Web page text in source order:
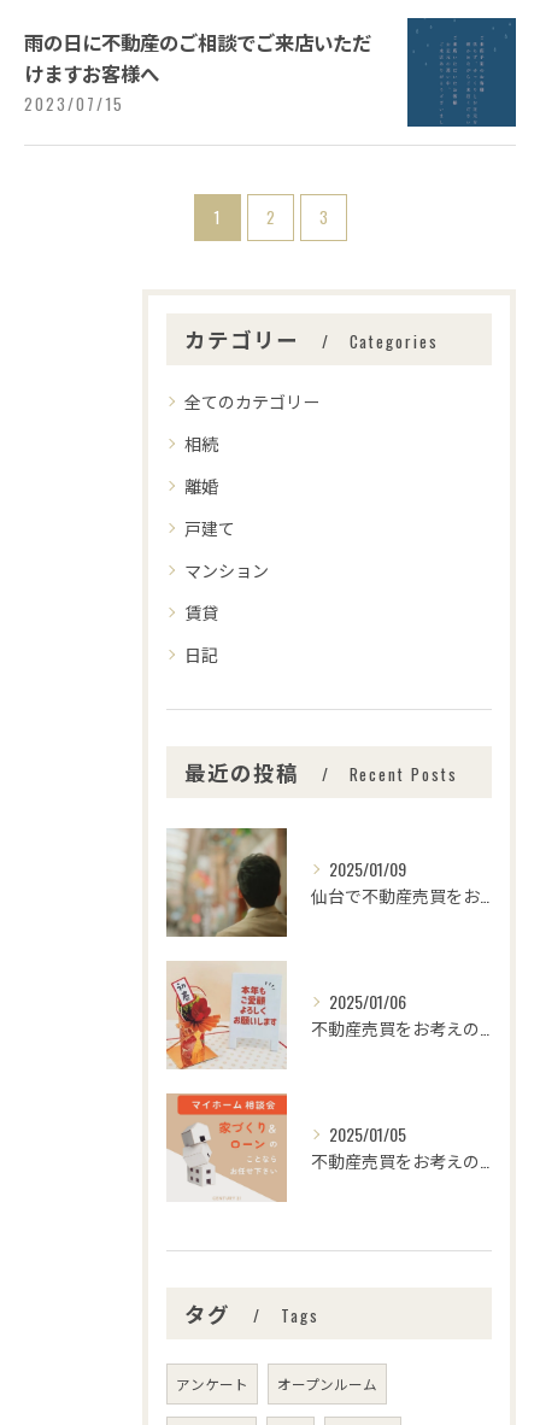
雨の日に不動産のご相談でご来店いただ
けますお客様へ
2023/07/15
1 2 3
カテゴリー Categories
全てのカテゴリー
相続
離婚
戸建て
マンション
賃貸
日記
最近の投稿 Recent Posts
2025/01/09
2025/01/06
2025/01/05
タグ Tags
アンケート オープンルーム